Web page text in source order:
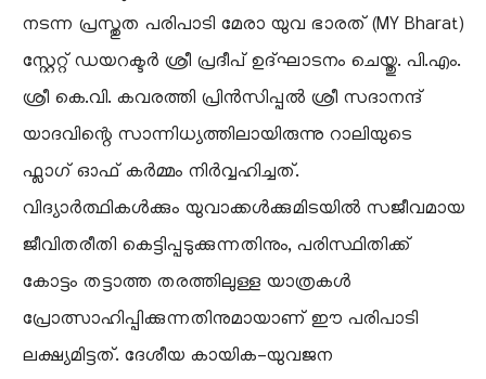
നടന്ന പ്രസ്തുത പരിപാടി മേരാ യുവ ഭാരത് (MY Bharat)
സ്റ്റേറ്റ് ഡയറക്ടർ ശ്രീ പ്രദീപ് ഉദ്ഘാടനം ചെയ്തു. പി.എം.
ശ്രീ കെ.വി. കവരത്തി പ്രിൻസിപ്പൽ ശ്രീ സദാനന്ദ്
യാദവിന്റെ സാന്നിധ്യത്തിലായിരുന്നു റാലിയുടെ
ഫ്ലാഗ് ഓഫ് കർമ്മം നിർവ്വഹിച്ചത്.
​വിദ്യാർത്ഥികൾക്കും യുവാക്കൾക്കുമിടയിൽ സജീവമായ
ജീവിതരീതി കെട്ടിപ്പടുക്കുന്നതിനും, പരിസ്ഥിതിക്ക്
കോട്ടം തട്ടാത്ത തരത്തിലുള്ള യാത്രകൾ
പ്രോത്സാഹിപ്പിക്കുന്നതിനുമായാണ് ഈ പരിപാടി
ലക്ഷ്യമിട്ടത്. ദേശീയ കായിക-യുവജന